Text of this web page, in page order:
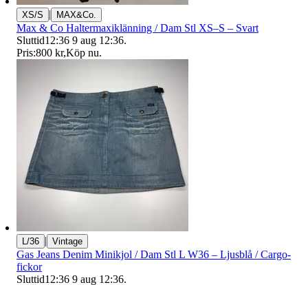
XS/S | MAX&Co.
Max & Co Haltermaxiklänning / Dam Stl XS–S – Svart
Sluttid12:36 9 aug 12:36.
Pris:800 kr,Köp nu.
L/36 | Vintage
Gas Jeans Denim Minikjol / Dam Stl L W36 – Ljusblå / Cargo-
fickor
Sluttid12:36 9 aug 12:36.